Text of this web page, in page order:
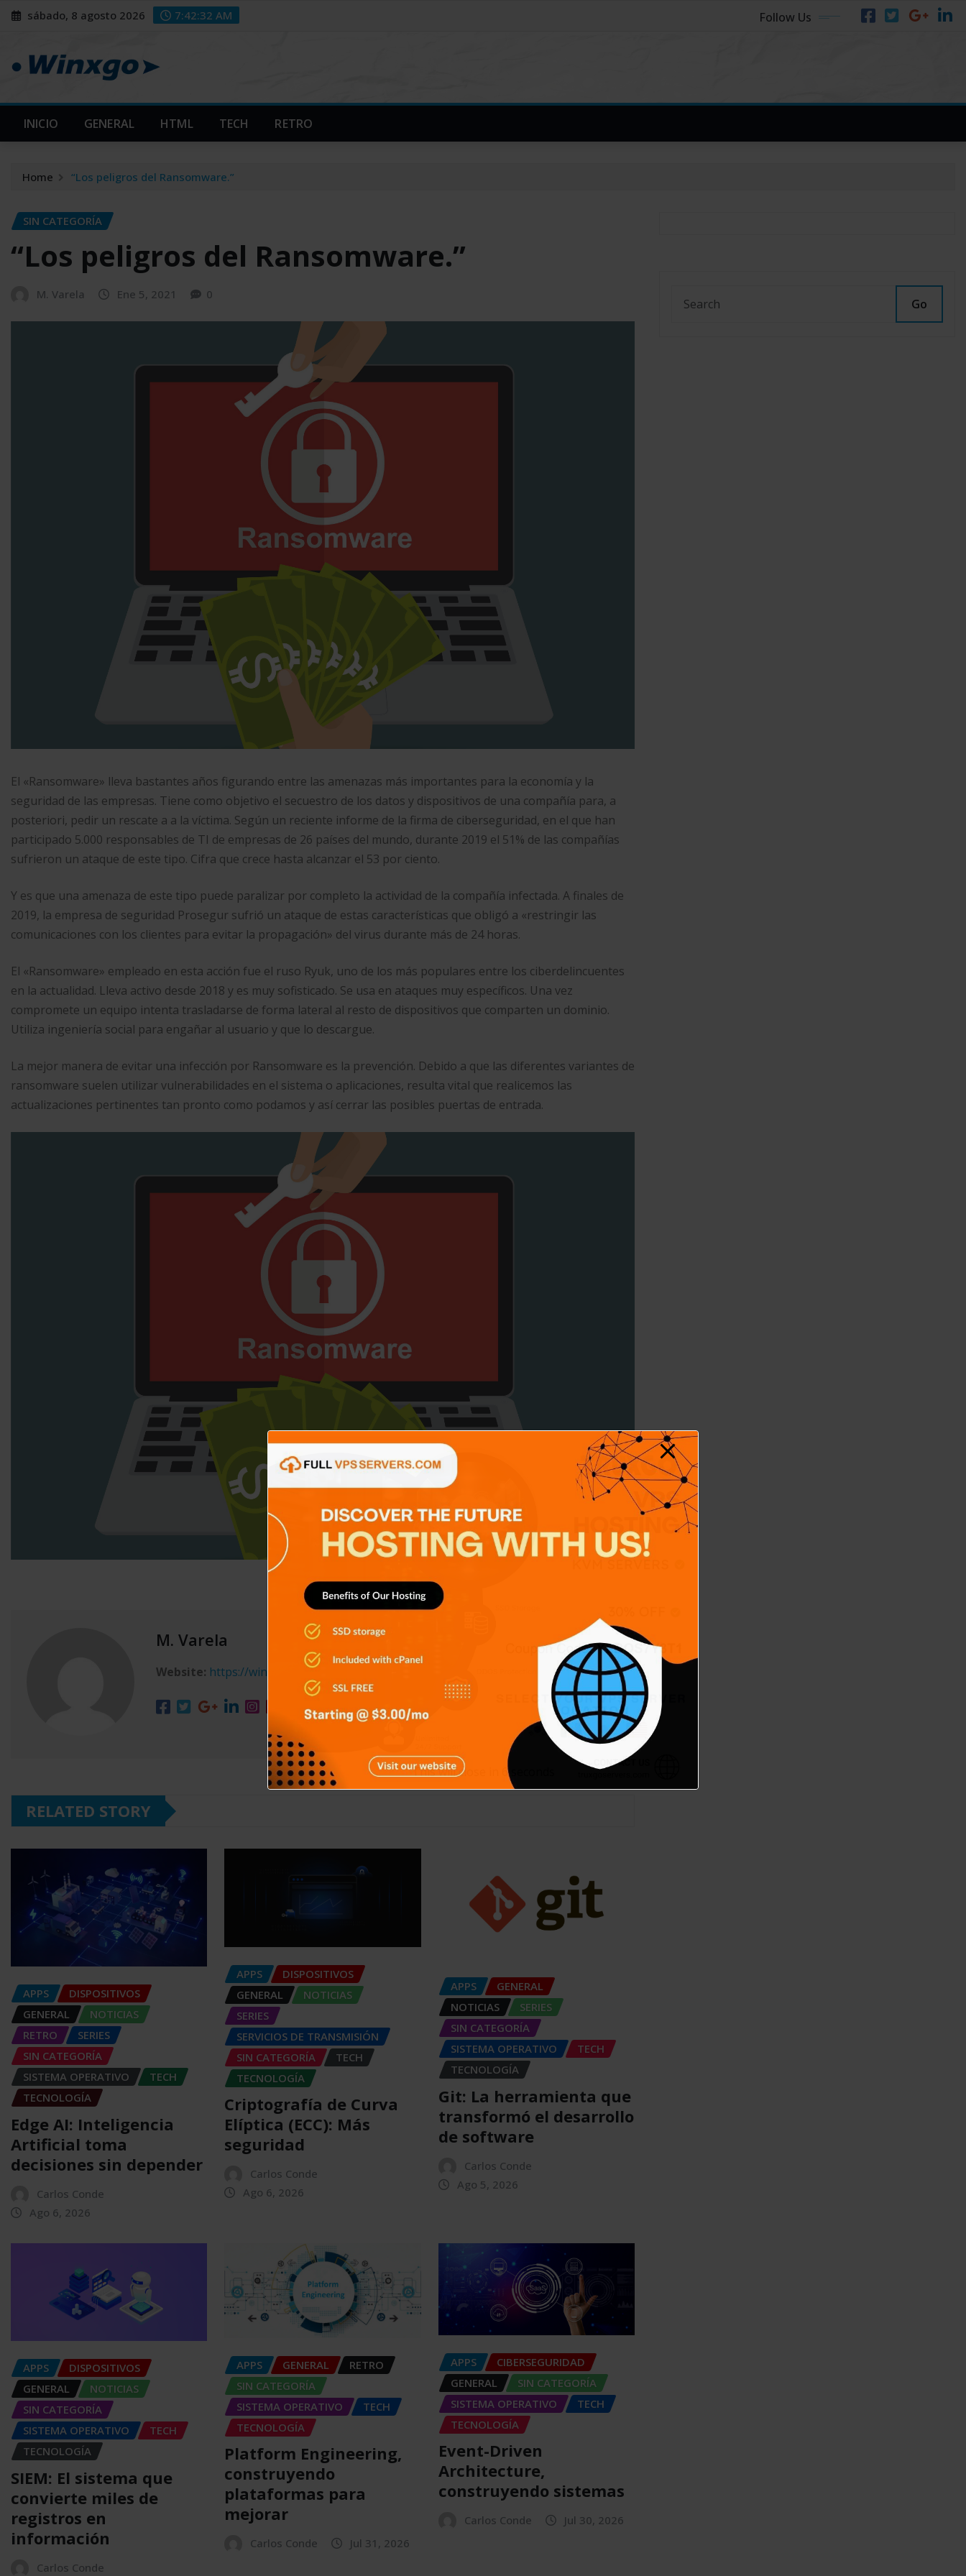
Skip sábado, 8 agosto 2026 7:42:33 AM Follow Us
INICIO GENERAL HTML TECH RETRO
Home “Los peligros del Ransomware.”
SIN CATEGORÍA
“Los peligros del Ransomware.”
M. Varela Ene 5, 2021 0
El «Ransomware» lleva bastantes años figurando entre las amenazas más importantes para la economía y la
seguridad de las empresas. Tiene como objetivo el secuestro de los datos y dispositivos de una compañía para, a
posteriori, pedir un rescate a a la víctima. Según un reciente informe de la firma de ciberseguridad, en el que han
participado 5.000 responsables de TI de empresas de 26 países del mundo, durante 2019 el 51% de las compañías
sufrieron un ataque de este tipo. Cifra que crece hasta alcanzar el 53 por ciento.
Y es que una amenaza de este tipo puede paralizar por completo la actividad de la compañía infectada. A finales de
2019, la empresa de seguridad Prosegur sufrió un ataque de estas características que obligó a «restringir las
comunicaciones con los clientes para evitar la propagación» del virus durante más de 24 horas.
El «Ransomware» empleado en esta acción fue el ruso Ryuk, uno de los más populares entre los ciberdelincuentes
en la actualidad. Lleva activo desde 2018 y es muy sofisticado. Se usa en ataques muy específicos. Una vez
compromete un equipo intenta trasladarse de forma lateral al resto de dispositivos que comparten un dominio.
Utiliza ingeniería social para engañar al usuario y que lo descargue.
La mejor manera de evitar una infección por Ransomware es la prevención. Debido a que las diferentes variantes de
ransomware suelen utilizar vulnerabilidades en el sistema o aplicaciones, resulta vital que realicemos las
actualizaciones pertinentes tan pronto como podamos y así cerrar las posibles puertas de entrada.
M. Varela
Website: https://winxgo.com/
RELATED STORY
APPS
DISPOSITIVOS
GENERAL
NOTICIAS
RETRO
SERIES
SIN CATEGORÍA
SISTEMA OPERATIVO
TECH
TECNOLOGÍA
Edge AI: Inteligencia
Artificial toma
decisiones sin depender
Carlos Conde
Ago 6, 2026
APPS
DISPOSITIVOS
GENERAL
NOTICIAS
SERIES
SERVICIOS DE TRANSMISIÓN
SIN CATEGORÍA
TECH
TECNOLOGÍA
Criptografía de Curva
Elíptica (ECC): Más
seguridad
Carlos Conde
Ago 6, 2026
APPS
GENERAL
NOTICIAS
SERIES
SIN CATEGORÍA
SISTEMA OPERATIVO
TECH
TECNOLOGÍA
Git: La herramienta que
transformó el desarrollo
de software
Carlos Conde
Ago 5, 2026
APPS
DISPOSITIVOS
GENERAL
NOTICIAS
SIN CATEGORÍA
SISTEMA OPERATIVO
TECH
TECNOLOGÍA
SIEM: El sistema que
convierte miles de
registros en
información
Carlos Conde
APPS GENERAL
RETRO
SIN CATEGORÍA
SISTEMA OPERATIVO
TECH
TECNOLOGÍA
Platform Engineering,
construyendo
plataformas para
mejorar
Carlos Conde Jul 31, 2026
APPS
CIBERSEGURIDAD
GENERAL
SIN CATEGORÍA
SISTEMA OPERATIVO
TECH
TECNOLOGÍA
Event-Driven
Architecture,
construyendo sistemas
Carlos Conde Jul 30, 2026
Go
modal-check
This will close in 5seconds
modal-check